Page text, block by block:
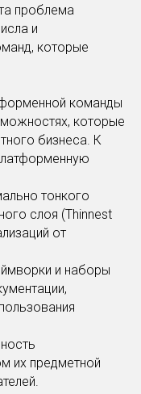
проблема
и
которые
команды
которые
бизнеса. К
тонкого
слоя (Thinnest
от
и наборы
их предметной